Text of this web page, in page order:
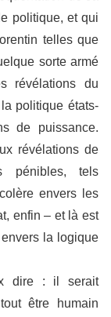
politique, et qui
telles que
sorte armé
révélations du
politique états-
de puissance.
révélations de
pénibles, tels
envers les
enfin – et là est
la logique
dire : il serait
être humain